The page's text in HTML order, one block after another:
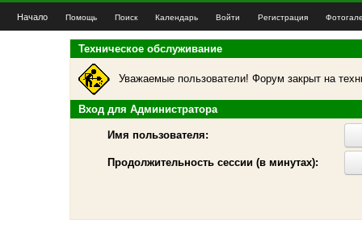
Начало Помощь Поиск Календарь Войти Регистрация
Техническое обслуживание
Уважаемые пользователи! Форум закрыт на
Вход для Администратора
Имя пользователя:
Продолжительность сессии (в минутах):